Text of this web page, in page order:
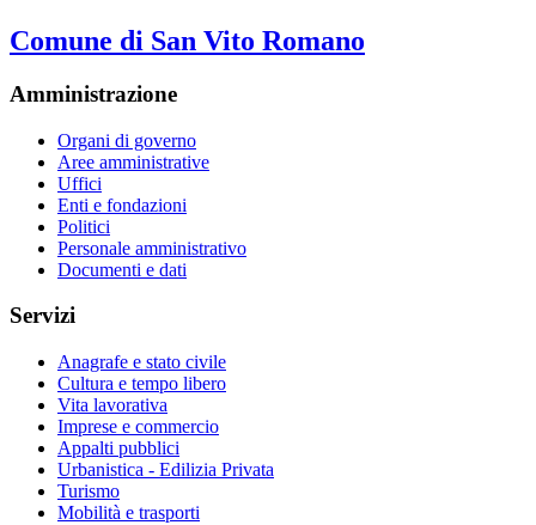
Comune di San Vito Romano
Amministrazione
Organi di governo
Aree amministrative
Uffici
Enti e fondazioni
Politici
Personale amministrativo
Documenti e dati
Servizi
Anagrafe e stato civile
Cultura e tempo libero
Vita lavorativa
Imprese e commercio
Appalti pubblici
Urbanistica - Edilizia Privata
Turismo
Mobilità e trasporti